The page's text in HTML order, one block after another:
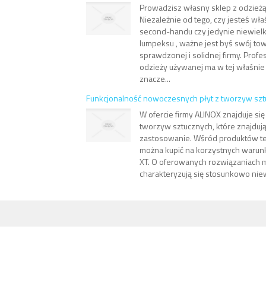
Prowadzisz własny sklep z
Niezależnie od tego, czy jesteś
second-handu czy jedynie
lumpeksu , ważne jest byś swój
sprawdzonej i solidnej firmy.
odzieży używanej ma w tej
znacze...
Funkcjonalność nowoczesnych płyt z tworzyw
W ofercie firmy ALINOX znajduje
tworzyw sztucznych, które
zastosowanie. Wśród produktów
można kupić na korzystnych
XT. O oferowanych rozwiązaniach
charakteryzują się stosunkowo